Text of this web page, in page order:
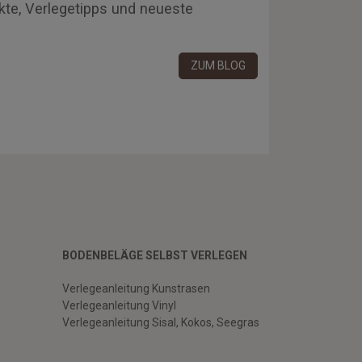
Verlegetipps und neueste
ZUM BLOG
BODENBELÄGE SELBST VERLEGEN
Verlegeanleitung Kunstrasen
Verlegeanleitung Vinyl
Verlegeanleitung Sisal, Kokos, Seegras